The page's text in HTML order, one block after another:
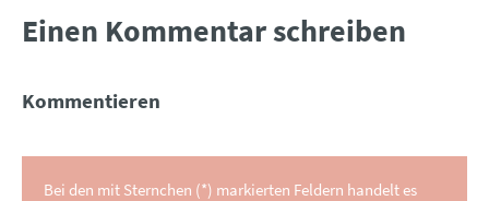
Einen Kommentar schreiben
Kommentieren
Bei den mit Sternchen (*) markierten Feldern handelt es